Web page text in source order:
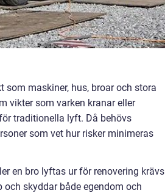
maskiner, hus, broar och stora
vikter som varken kranar eller
traditionella lyft. Då behövs
som vet hur risker minimeras
en bro lyftas ur för renovering krävs
skyddar både egendom och